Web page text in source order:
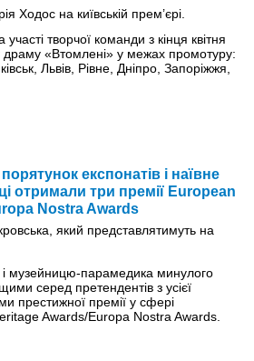
творчої команди з кінця квітня
драму «Втомлені» у межах промотуру:
Львів, Рівне, Дніпро, Запоріжжя,
експонатів і наївне
отримали три премії European
Nostra Awards
і музейницю-парамедика минулого
серед претендентів з усієї
престижної премії у сфері
Awards/Europa Nostra Awards.